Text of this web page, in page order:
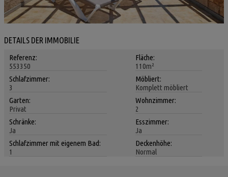
DETAILS DER IMMOBILIE
Referenz:
553350
Fläche:
110m²
Schlafzimmer:
3
Möbliert:
Komplett möbliert
Garten:
Privat
Wohnzimmer:
2
Schränke:
Ja
Esszimmer:
Ja
Schlafzimmer mit eigenem Bad:
1
Deckenhöhe:
Normal